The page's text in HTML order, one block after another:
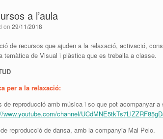
a l’aula
on 29/11/2018
de recursos que ajuden a la relaxació, activació,
temàtica de Visual i plàstica que es treballa a classe.
per a la relaxació:
de reproducció amb música i so que pot acompanyar
www.youtube.com/channel/
reproducció de dansa, amb la companyia Mal Pelo.